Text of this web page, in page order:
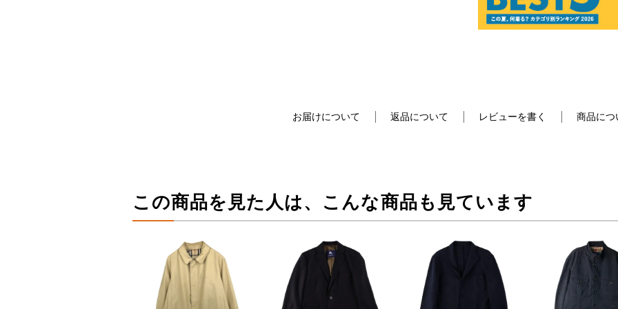
お届けについて 返品について レビューを書く 商品につ
この商品を見た人は、こんな商品も見ています